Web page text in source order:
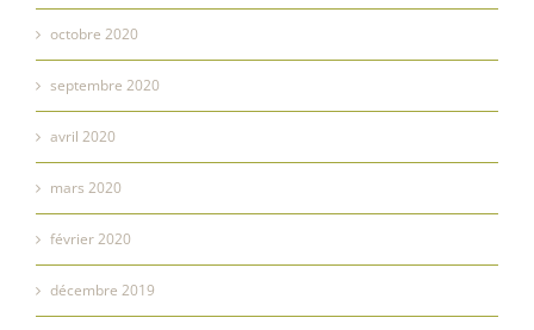
octobre 2020
septembre 2020
avril 2020
mars 2020
février 2020
décembre 2019